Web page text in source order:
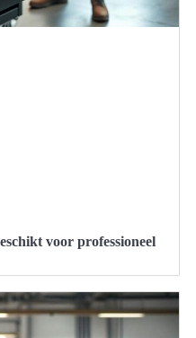
voor professioneel